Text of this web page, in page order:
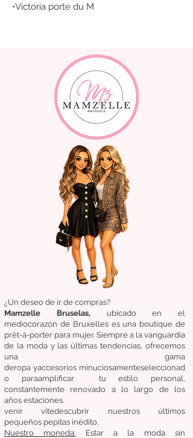
•Victoria porte du M
¿Un deseo de ir de compras?
Mamzelle Bruselas, ubicado en el
mediocorazón de Bruxelles es una boutique de
prêt-à-porter para mujer. Siempre a la vanguardia
de la moda y las últimas tendencias, ofrecemos
una gama
deropa yaccesorios minuciosamenteseleccionad
o paraamplificartu estilo personal,
constantemente renovado a lo largo de los
años estaciones.
venir vitedescubrir nuestros últimos
pequeños pepitas inédito.
Nuestro moneda:
Estar a la moda sin